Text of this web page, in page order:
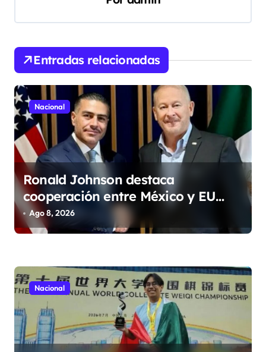
i
ó
n
d
e
e
n
t
r
a
a
s
Entradas relacionadas
Nacional
Ronald Johnson destaca
cooperación entre México y EU
para la seguridad en región
aguacatera de Michoacán
Ago 8, 2026
Nacional